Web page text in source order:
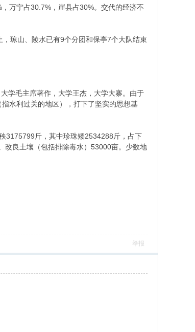
万宁占30.7%，崖县占30%。交代的经济不
琼山、陵水已有9个分团和保亭7个大队结束
学毛主席著作，大学王杰，大学大寨。由于
水利过关的地区），打下了坚实的思想基
3175799斤，其中珍珠矮2534288斤，占下
改良土壤（包括排除毒水）53000亩。少数地
举报